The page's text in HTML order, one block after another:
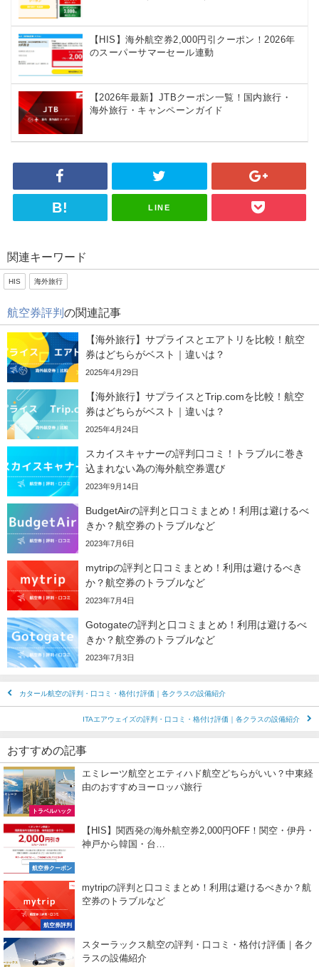
Hotels.com
ールを紹介
海外旅行や国内の自治体クーポンなどを
幅広く紹介
【HIS】海外航空券2,000円引クーポン！2026年
のスーパーサマーセール連動
【2026年最新】JTBクーポン一覧！国内旅行・
海外旅行・キャンペーンガイド
LINE
関連キーワード
HIS 海外旅行
航空券評判 の関連記事
【海外旅行】サプライスとエアトリを比較！航空
券はどちらがベスト｜違いは？
2025年4月29日
【海外旅行】サプライスとTrip.comを比較！航空
券はどちらがベスト｜違いは？
2025年4月24日
スカイスキャナーの評判口コミ！トラブルに巻き
込まれない為の海外航空券選び
2023年9月14日
BudgetAirの評判と口コミまとめ！利用は避けるべ
きか？航空券のトラブルなど
2023年7月6日
mytripの評判と口コミまとめ！利用は避けるべき
か？航空券のトラブルなど
2023年7月4日
Gotogateの評判と口コミまとめ！利用は避けるべ
きか？航空券のトラブルなど
2023年7月3日
カタール航空の評判・口コミ・格付け評価｜各クラスの設備紹介
ITAエアウェイズの評判・口コミ・格付け評価｜各クラスの設備紹介
おすすめの記事
トラベルハック
エミレーツ航空とエティハド航空どちらがいい？中東経
由のおすすめヨーロッパ旅行
航空券クーポン
【HIS】関西発の海外航空券2,000円OFF！関空・伊丹・
神戸から韓国・台…
航空券評判
mytripの評判と口コミまとめ！利用は避けるべきか？航
空券のトラブルなど
スターラックス航空の評判・口コミ・格付け評価｜各ク
ラスの設備紹介